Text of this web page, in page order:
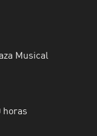
Musical
horas